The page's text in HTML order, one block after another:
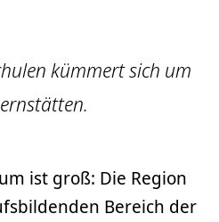
kümmert sich um
ist groß: Die Region
Bereich der